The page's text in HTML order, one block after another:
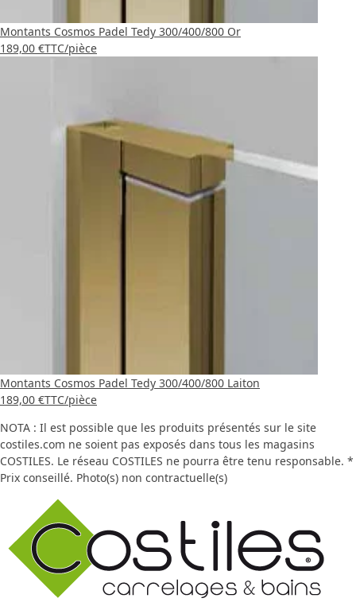
Montants Cosmos Padel Tedy 300/400/800 Or
189,00 €TTC/pièce
Montants Cosmos Padel Tedy 300/400/800 Laiton
189,00 €TTC/pièce
NOTA : Il est possible que les produits présentés sur le site
costiles.com ne soient pas exposés dans tous les magasins
COSTILES. Le réseau COSTILES ne pourra être tenu responsable. *
Prix conseillé. Photo(s) non contractuelle(s)